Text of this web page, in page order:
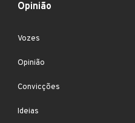
Opinião
Vozes
Opinião
Convicções
Ideias